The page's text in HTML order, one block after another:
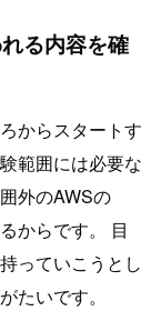
る内容を確
からスタートす
範囲には必要な
外のAWSの
からです。 目
っていこうとし
たいです。